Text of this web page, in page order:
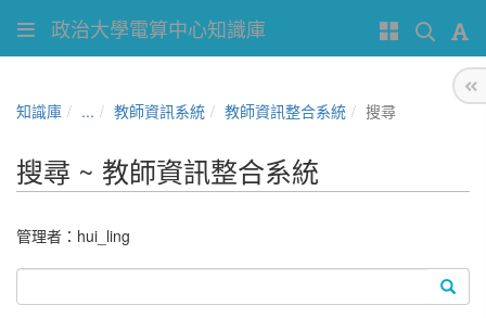
政治大學電算中心知識庫
知識庫 ... 教師資訊系統 教師資訊整合系統 搜尋
搜尋 ~ 教師資訊整合系統
管理者： hui_ling